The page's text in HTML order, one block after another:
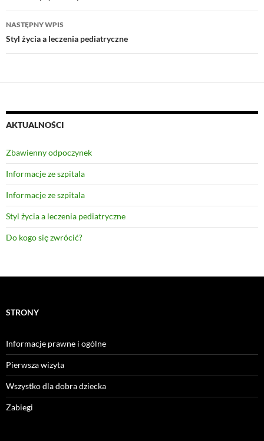
NASTĘPNY WPIS
Styl życia a leczenia pediatryczne
AKTUALNOŚCI
Zbawienny odpoczynek
Informacje ze szpitala
Informacje ze szpitala
Styl życia a leczenia pediatryczne
Do kogo się zwrócić?
STRONY
Informacje prawne i ogólne
Pierwsza wizyta
Wszystko dla dobra dziecka
Zabiegi